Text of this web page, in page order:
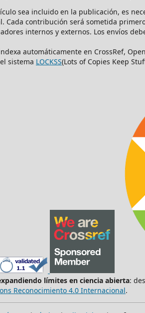
sea incluido en la publicación, es
Cada contribución será sometida
internos y externos. Los envíos
automáticamente en CrossRef,
sistema LOCKSS(Lots of Copies Keep
límites en ciencia abierta:
Reconocimiento 4.0 Internacional.